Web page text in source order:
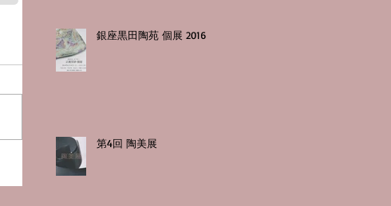
銀座黒田陶苑 個展 2016
第4回 陶美展